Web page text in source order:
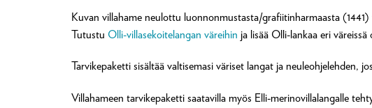
Kuvan villahame neulottu luonnonmustasta/grafiitinharmaasta (1441)
Tutustu Olli-villasekoitelangan väreihin ja lisää Olli-lankaa eri väreissä
Tarvikepaketti sisältää valtisemasi väriset langat ja neuleohjelehden,
Villahameen tarvikepaketti saatavilla myös Elli-merinovillalangalle